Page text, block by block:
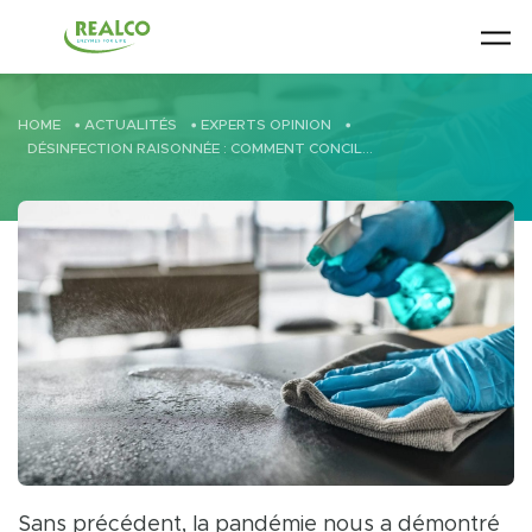
HOME • ACTUALITÉS • EXPERTS OPINION
•
DÉSINFECTION RAISONNÉE : COMMENT CONCILIER DÉSINFECTION ET DURABILITÉ?
Sans précédent, la pandémie nous a démontré